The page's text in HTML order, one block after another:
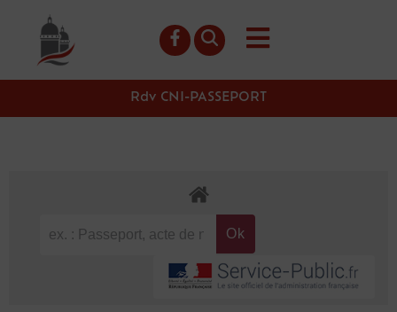
principal
Rdv CNI-PASSEPORT